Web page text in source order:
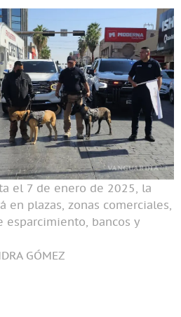
el 7 de enero de 2025, la
en plazas, zonas comerciales,
esparcimiento, bancos y
GÓMEZ